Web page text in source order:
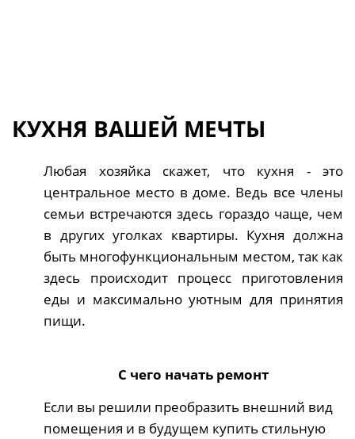
КУХНЯ ВАШЕЙ МЕЧТЫ
Любая хозяйка скажет, что кухня - это
центральное место в доме. Ведь все члены
семьи встречаются здесь гораздо чаще, чем
в других уголках квартиры. Кухня должна
быть многофункциональным местом, так как
здесь происходит процесс приготовления
еды и максимально уютным для принятия
пищи.
С чего начать ремонт
Если вы решили преобразить внешний вид
помещения и в будущем купить стильную